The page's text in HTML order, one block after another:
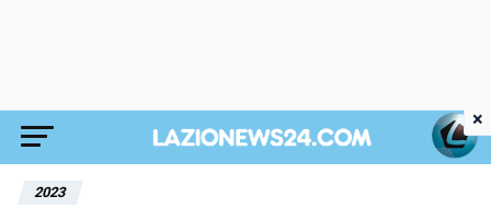
2023
×